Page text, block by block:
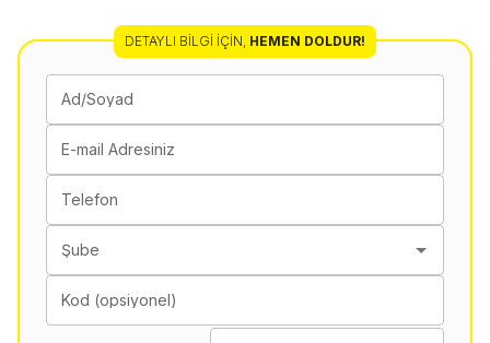
DETAYLI BILGI İÇIN, HEMEN DOLDUR!
Ad/Soyad
E-mail Adresiniz
Telefon
Şube
Kod (opsiyonel)